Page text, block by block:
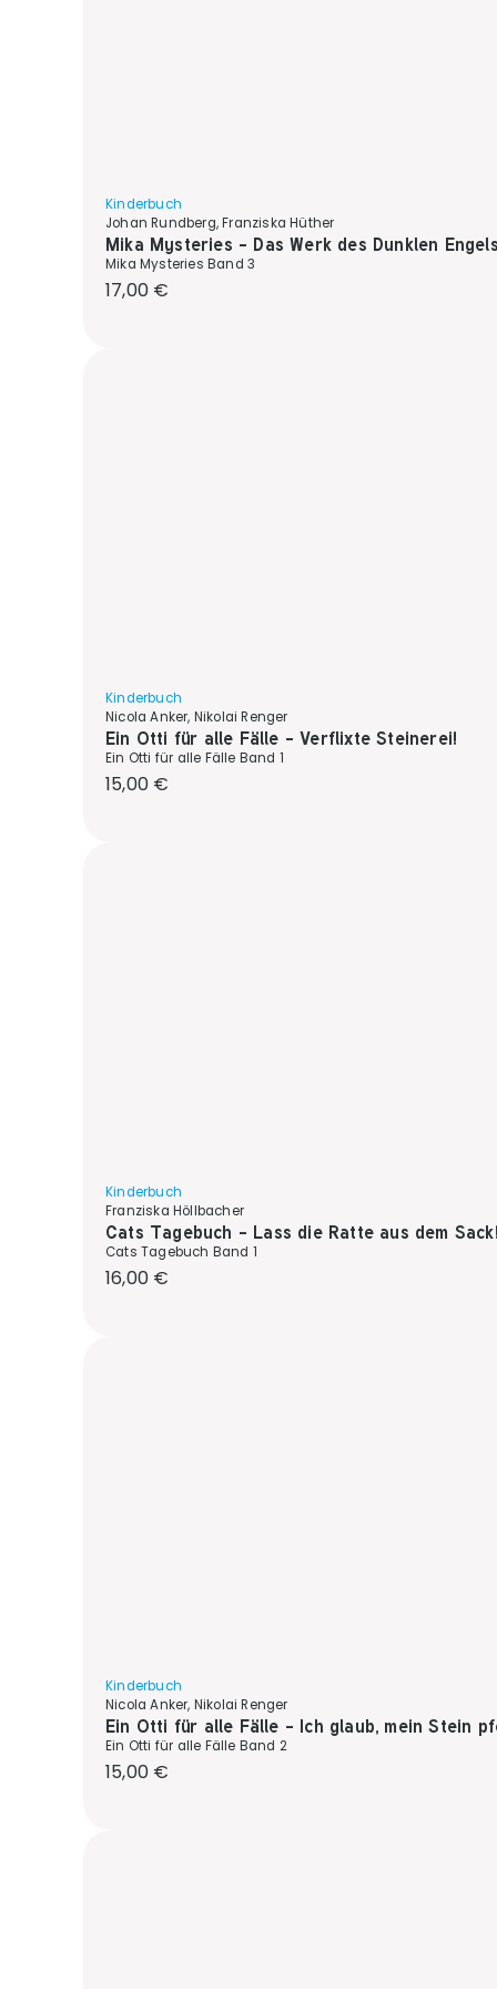
Kinderbuch
Johan Rundberg, Franziska Hüther
Mika Mysteries - Das Werk des Dunklen
Mika Mysteries Band 3
Regulärer Preis:
17,00 €
Kinderbuch
Nicola Anker, Nikolai Renger
Ein Otti für alle Fälle - Verflixte Steinerei!
Ein Otti für alle Fälle Band 1
Regulärer Preis:
15,00 €
Kinderbuch
Franziska Höllbacher
Cats Tagebuch - Lass die Ratte aus dem
Cats Tagebuch Band 1
Regulärer Preis:
16,00 €
Kinderbuch
Nicola Anker, Nikolai Renger
Ein Otti für alle Fälle - Ich glaub, mein Stein
Ein Otti für alle Fälle Band 2
Regulärer Preis:
15,00 €